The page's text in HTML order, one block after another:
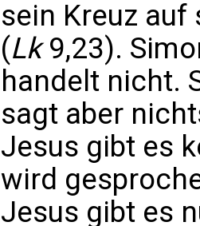
sein Kreuz
(Lk9,23).
handelt nicht.
sagt aber
Jesus gibt es
wird
Jesus gibt es